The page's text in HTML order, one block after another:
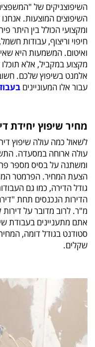
השיפוצניקים של
השיפוצים המוצעות.
ומקצועי הכולל בין היתר
חיפוי וריצוף, עבודות
ואיטום. המשמעות היא
מקצוע במקביל, אלא
אלמנט בשיפוץ שלכם.
עבור אלו המעוניינים
מחיר שיפוץ יחידת
לשאול כמה עולה שיפוץ
עולה ארוחה במסעדה.
ומשתנה על בסיס מספר
הצעת המחיר. הפרמטר
גודל הדירה, כמו גם
מ"ר. לרוב מדובר על דירות
אתם מתעניינים בעבודת
שקלים.